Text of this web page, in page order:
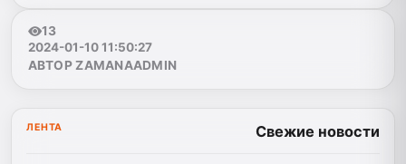
13
2024-01-10 11:50:27
АВТОР ZAMANAADMIN
ЛЕНТА Свежие новости